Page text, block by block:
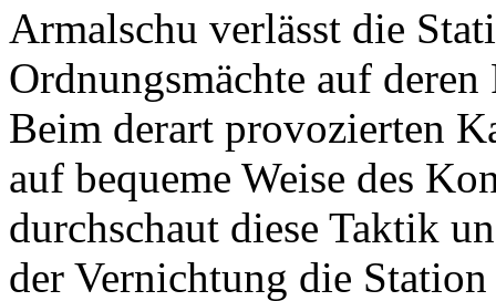
Armalschu verlässt die
Ordnungsmächte auf
Beim derart provozierten
auf bequeme Weise des
durchschaut diese Taktik
der Vernichtung die